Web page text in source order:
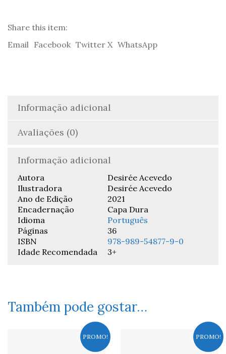
Acevedo
Share this item:
Email Facebook Twitter X WhatsApp
Informação adicional
Avaliações (0)
Informação adicional
Autora
Desirée Acevedo
Ilustradora
Desirée Acevedo
Ano de Edição
2021
Encadernação
Capa Dura
Idioma
Português
Páginas
36
ISBN
978-989-54877-9-0
Idade Recomendada
3+
Também pode gostar…
PROMO! PROMO!